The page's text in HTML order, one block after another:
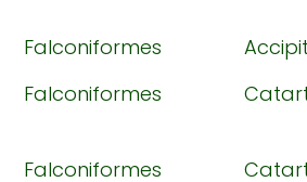
Falconiformes
Falconiformes
Falconiformes